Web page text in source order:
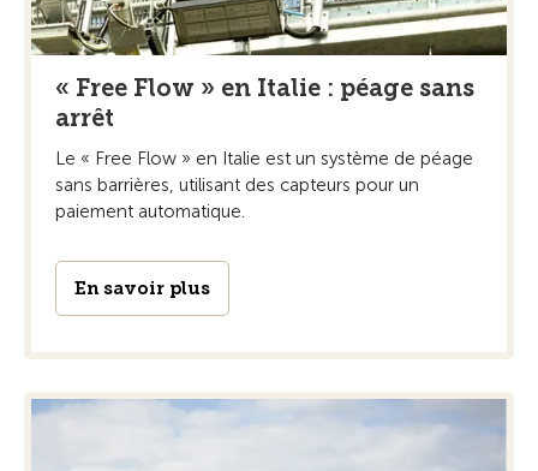
« Free Flow » en Italie : péage sans
arrêt
Le « Free Flow » en Italie est un système de péage
sans barrières, utilisant des capteurs pour un
paiement automatique.
En savoir plus